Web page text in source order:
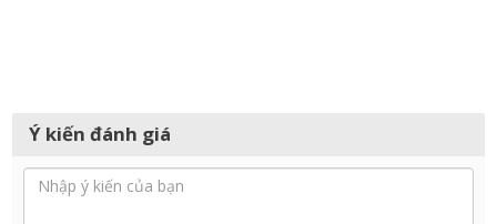
Ý kiến đánh giá